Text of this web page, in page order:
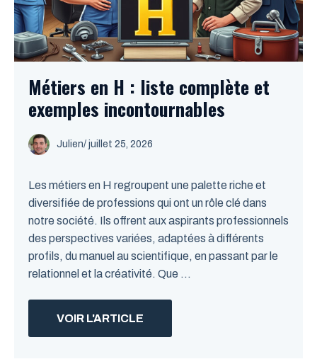
Métiers en H : liste complète et
exemples incontournables
Julien/ juillet 25, 2026
Les métiers en H regroupent une palette riche et
diversifiée de professions qui ont un rôle clé dans
notre société. Ils offrent aux aspirants professionnels
des perspectives variées, adaptées à différents
profils, du manuel au scientifique, en passant par le
relationnel et la créativité. Que ...
VOIR L'ARTICLE